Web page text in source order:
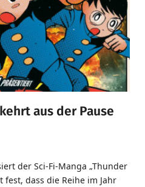
aus der Pause
der Sci-Fi-Manga „Thunder
fest, dass die Reihe im Jahr